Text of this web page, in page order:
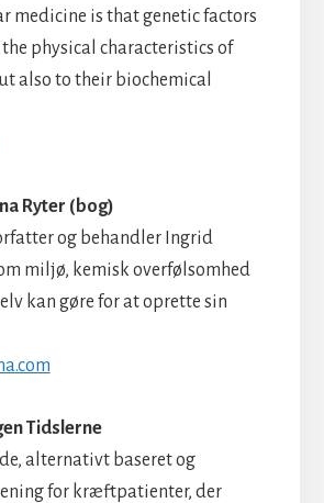
medicine is that genetic factors
physical characteristics of
also to their biochemical
Ryter (bog)
og behandler Ingrid
miljø, kemisk overfølsomhed
kan gøre for at oprette sin
Tidslerne
alternativt baseret og
for kræftpatienter, der